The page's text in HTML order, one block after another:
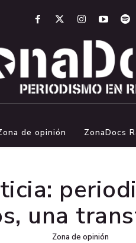
de opinión ZonaDocs
una
Zona de opinión